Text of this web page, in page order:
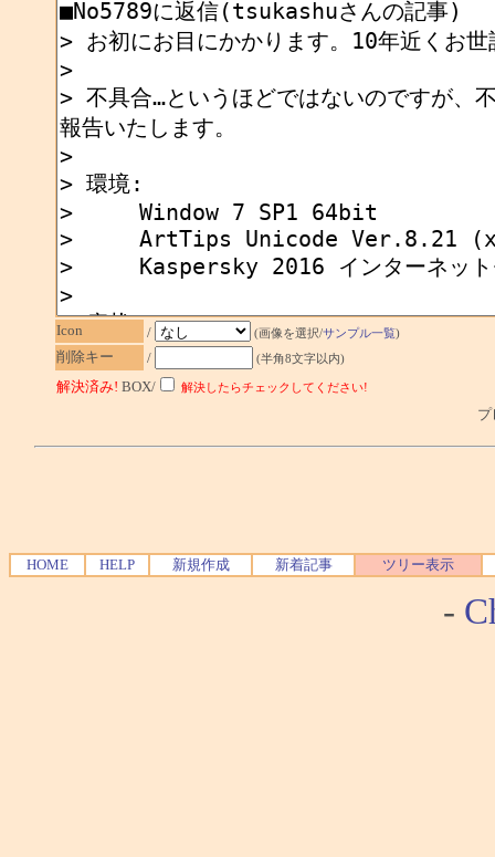
Icon / (画像を選択/サンプル一覧)
削除キー / (半角8文字以内)
解決済み! BOX/ 解決したらチェックしてください!
プ
HOME HELP 新規作成 新着記事 ツリー表示
-